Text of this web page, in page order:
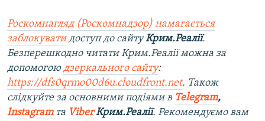
Роскомнагляд (Роскомнадзор) намагається
заблокуватидоступ до сайтуКрим.Реалії.
Безперешкодно читати Крим.Реалії можна за
допомогою дзеркального сайту:
https://dfs0qrmo00d6u.cloudfront.net. Також
слідкуйте за основними подіями в Telegram,
Instagramта ViberКрим.Реалії. Рекомендуємо вам